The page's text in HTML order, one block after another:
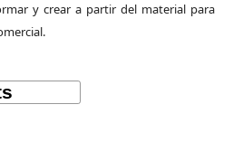
y crear a partir del material para